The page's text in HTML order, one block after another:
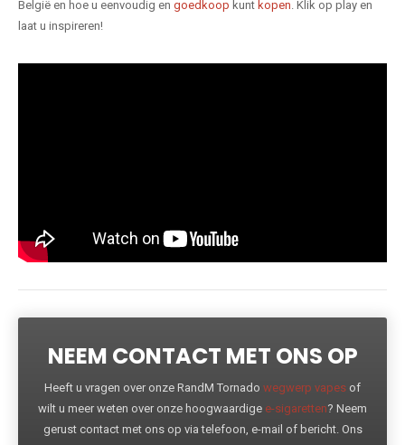
België en hoe u eenvoudig en goedkoop kunt kopen. Klik op play en
laat u inspireren!
NEEM CONTACT MET ONS OP
Heeft u vragen over onze RandM Tornado wegwerp vapes of
wilt u meer weten over onze hoogwaardige e-sigaretten? Neem
gerust contact met ons op via telefoon, e-mail of bericht. Ons